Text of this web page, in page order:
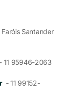
Santander
11 95946-2063
- 11 99152-